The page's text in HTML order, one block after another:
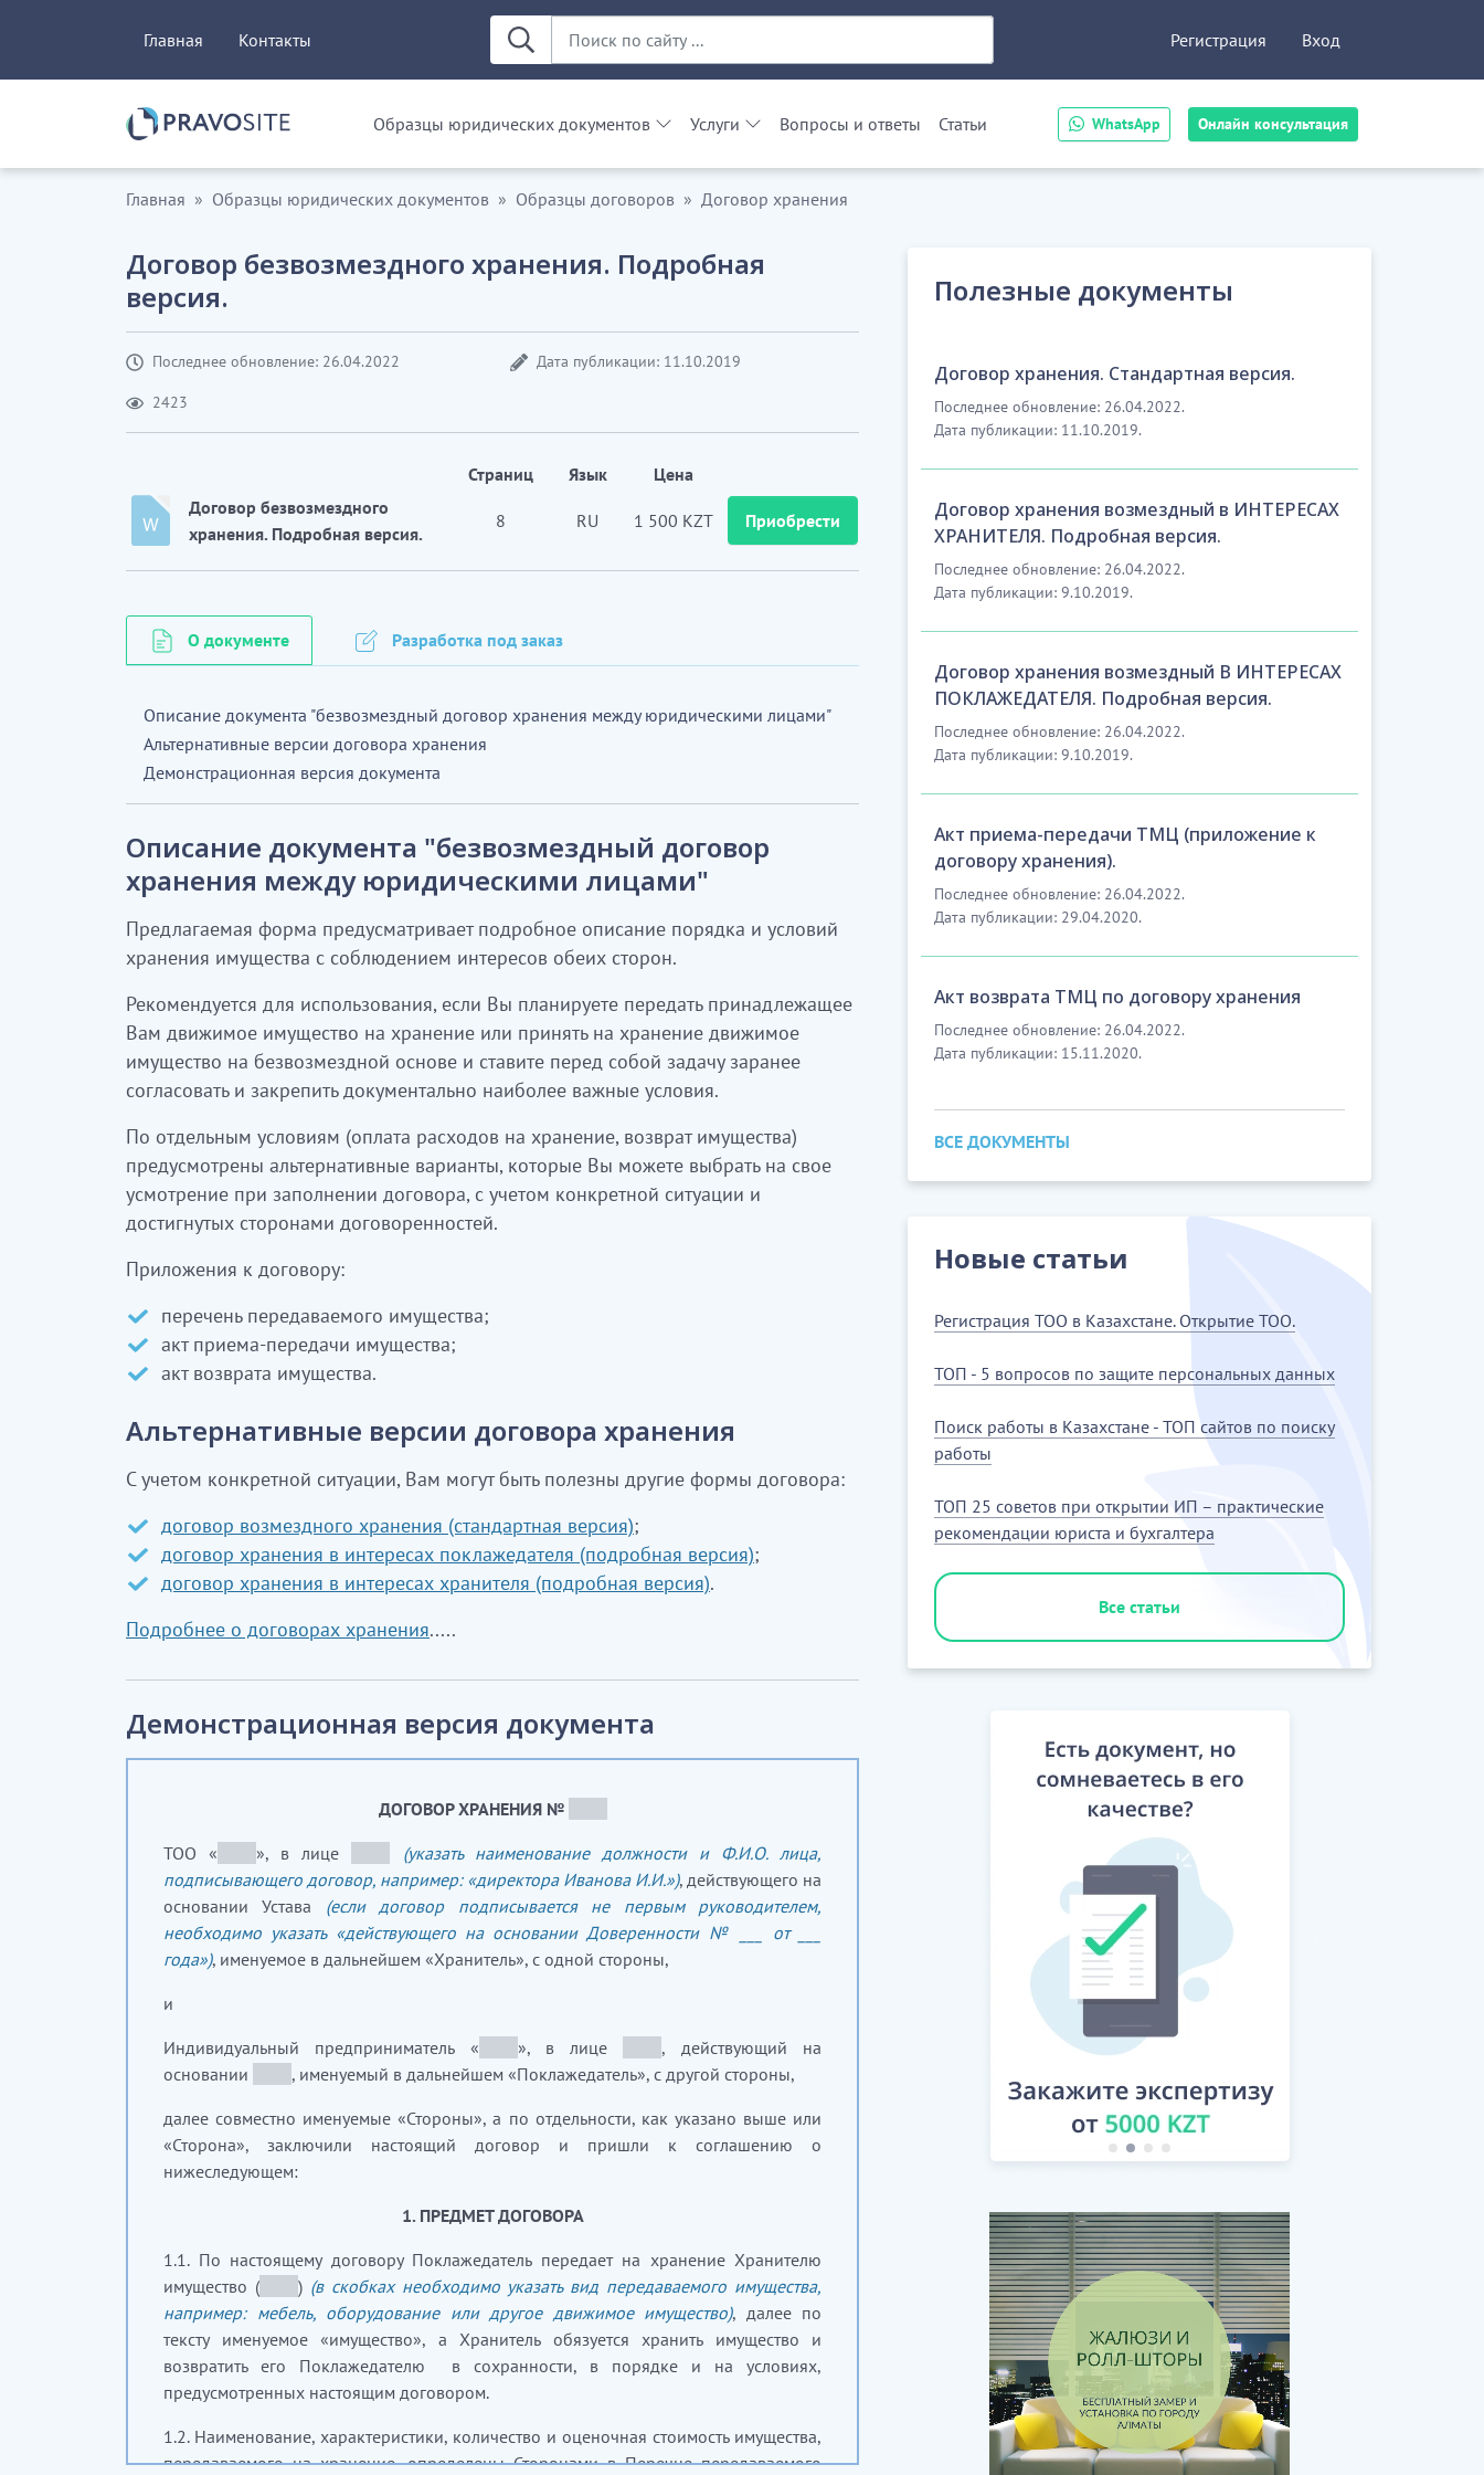
WhatsApp Онлайн консультация
Главная Контакты Регистрация Вход
Образцы юридических документов Услуги Вопросы и ответы Статьи
Главная Образцы юридических документов Образцы договоров Договор хранения
Договор безвозмездного хранения. Подробная
версия.
Последнее обновление: 26.04.2022 Дата публикации: 11.10.2019
2423
Страниц Язык
Цена
Договор безвозмездного
хранения. Подробная версия.
8 RU 1 500 KZT Приобрести
О документе Разработка под заказ
Описание документа "безвозмездный договор хранения между юридическими лицами"
Альтернативные версии договора хранения
Демонстрационная версия документа
Описание документа "безвозмездный договор
хранения между юридическими лицами"
Предлагаемая форма предусматривает подробное описание порядка и условий
хранения имущества с соблюдением интересов обеих сторон.
Рекомендуется для использования, если Вы планируете передать принадлежащее
Вам движимое имущество на хранение или принять на хранение движимое
имущество на безвозмездной основе и ставите перед собой задачу заранее
согласовать и закрепить документально наиболее важные условия.
По отдельным условиям (оплата расходов на хранение, возврат имущества)
предусмотрены альтернативные варианты, которые Вы можете выбрать на свое
усмотрение при заполнении договора, с учетом конкретной ситуации и
достигнутых сторонами договоренностей.
Приложения к договору:
перечень передаваемого имущества;
акт приема-передачи имущества;
акт возврата имущества.
Альтернативные версии договора хранения
С учетом конкретной ситуации, Вам могут быть полезны другие формы договора:
договор возмездного хранения (стандартная версия);
договор хранения в интересах поклажедателя (подробная версия);
договор хранения в интересах хранителя (подробная версия).
Подробнее о договорах хранения.....
Демонстрационная версия документа
ДОГОВОР ХРАНЕНИЯ №
ТОО « _____», в лице
(указать наименование должности и Ф.И.О. лица,
подписывающего договор, например: «директора Иванова И.И.»), действующего на
основании Устава (если договор подписывается не первым руководителем,
необходимо указать «действующего на основании Доверенности № ___ от ___
года»), именуемое в дальнейшем «Хранитель», с одной стороны,
и
Индивидуальный предприниматель «
», в лице
, действующий на
основании
, именуемый в дальнейшем «Поклажедатель», с другой стороны,
далее совместно именуемые «Стороны», а по отдельности, как указано выше или
«Сторона», заключили настоящий договор и пришли к соглашению о
нижеследующем:
1. ПРЕДМЕТ ДОГОВОРА
1.1. По настоящему договору Поклажедатель передает на хранение Хранителю
имущество (_____ ) (в скобках необходимо указать вид передаваемого имущества,
например: мебель, оборудование или другое движимое имущество), далее по
тексту именуемое «имущество», а Хранитель обязуется хранить имущество и
возвратить его Поклажедателю в сохранности, в порядке и на условиях,
предусмотренных настоящим договором.
1.2. Наименование, характеристики, количество и оценочная стоимость имущества,
передаваемого на хранение, определены Сторонами в Перечне передаваемого
Полезные документы
Договор хранения. Стандартная версия.
Последнее обновление: 26.04.2022.
Дата публикации: 11.10.2019.
Договор хранения возмездный в ИНТЕРЕСАХ
ХРАНИТЕЛЯ. Подробная версия.
Последнее обновление: 26.04.2022.
Дата публикации: 9.10.2019.
Договор хранения возмездный В ИНТЕРЕСАХ
ПОКЛАЖЕДАТЕЛЯ. Подробная версия.
Последнее обновление: 26.04.2022.
Дата публикации: 9.10.2019.
Акт приема-передачи ТМЦ (приложение к
договору хранения).
Последнее обновление: 26.04.2022.
Дата публикации: 29.04.2020.
Акт возврата ТМЦ по договору хранения
Последнее обновление: 26.04.2022.
Дата публикации: 15.11.2020.
ВСЕ ДОКУМЕНТЫ
Новые статьи
Регистрация ТОО в Казахстане. Открытие ТОО.
ТОП - 5 вопросов по защите персональных данных
Поиск работы в Казахстане - ТОП сайтов по поиску
работы
ТОП 25 советов при открытии ИП – практические
рекомендации юриста и бухгалтера
Все статьи